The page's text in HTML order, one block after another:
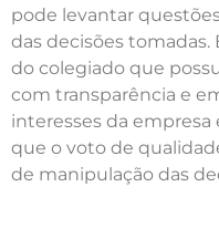
pode levantar
das decisões
do colegiado que
com transparência e
interesses da empresa
que o voto de
de manipulação das